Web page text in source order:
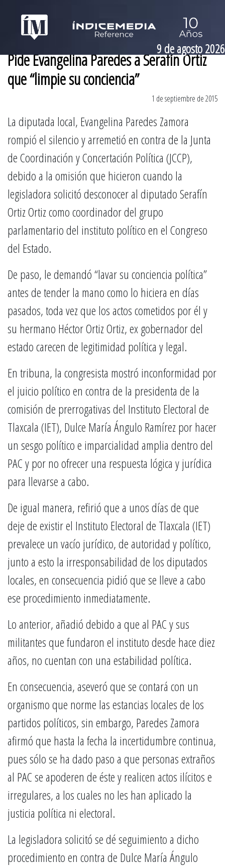
9 de agosto 2026
Pide Evangelina Paredes a Serafín Ortiz
que “limpie su conciencia”
1 de septiembre de 2015
La diputada local, Evangelina Paredes Zamora
rompió el silencio y arremetió en contra de la Junta
de Coordinación y Concertación Política (JCCP),
debido a la omisión que hicieron cuando la
legisladora solicitó desconocer al diputado Serafín
Ortiz Ortiz como coordinador del grupo
parlamentario del instituto político en el Congreso
del Estado.
De paso, le demandó “lavar su conciencia política”
antes de tender la mano como lo hiciera en días
pasados, toda vez que los actos cometidos por él y
su hermano Héctor Ortiz Ortiz, ex gobernador del
estado carecen de legitimidad política y legal.
En tribuna, la congresista mostró inconformidad por
el juicio político en contra de la presidenta de la
comisión de prerrogativas del Instituto Electoral de
Tlaxcala (IET), Dulce María Ángulo Ramírez por hacer
un sesgo político e imparcialidad amplia dentro del
PAC y por no ofrecer una respuesta lógica y jurídica
para llevarse a cabo.
De igual manera, refirió que a unos días de que
deje de existir el Instituto Electoral de Tlaxcala (IET)
prevalece un vacío jurídico, de autoridad y político,
junto a esto la irresponsabilidad de los diputados
locales, en consecuencia pidió que se lleve a cabo
ese procedimiento inmediatamente.
Lo anterior, añadió debido a que al PAC y sus
militantes que fundaron el instituto desde hace diez
años, no cuentan con una estabilidad política.
En consecuencia, aseveró que se contará con un
organismo que norme las estancias locales de los
partidos políticos, sin embargo, Paredes Zamora
afirmó que hasta la fecha la incertidumbre continua,
pues sólo se ha dado paso a que personas extraños
al PAC se apoderen de éste y realicen actos ilícitos e
irregulares, a los cuales no les han aplicado la
justicia política ni electoral.
La legisladora solicitó se dé seguimiento a dicho
procedimiento en contra de Dulce María Ángulo